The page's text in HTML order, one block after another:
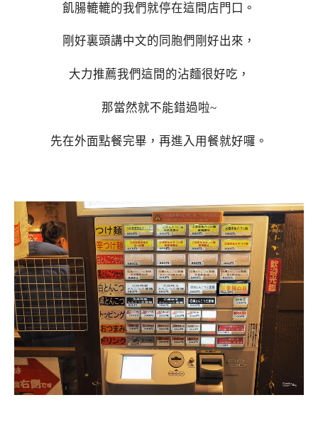
飢腸轆轆的我們就停在這間店門口。
剛好裏頭講中文的同胞們剛好出來，
大力推薦我們這間的沾麵很好吃，
那當然就不能錯過啦~
先在外面點餐完畢，再進入用餐就好囉。